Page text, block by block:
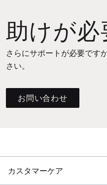
助けが必
さらにサポートが必要です
さい。
お問い合わせ
カスタマーケア